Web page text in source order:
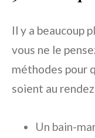
Il y a beaucoup
vous ne le
méthodes pour
soient au
Un bain-